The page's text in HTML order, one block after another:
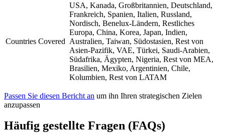
Countries Covered
USA, Kanada, Großbritannien, Deutschland,
Frankreich, Spanien, Italien, Russland,
Nordisch, Benelux-Ländern, Restliches
Europa, China, Korea, Japan, Indien,
Australien, Taiwan, Südostasien, Rest von
Asien-Pazifik, VAE, Türkei, Saudi-Arabien,
Südafrika, Ägypten, Nigeria, Rest von MEA,
Brasilien, Mexiko, Argentinien, Chile,
Kolumbien, Rest von LATAM
Passen Sie diesen Bericht an um ihn Ihren strategischen Zielen
anzupassen
Häufig gestellte Fragen (FAQs)